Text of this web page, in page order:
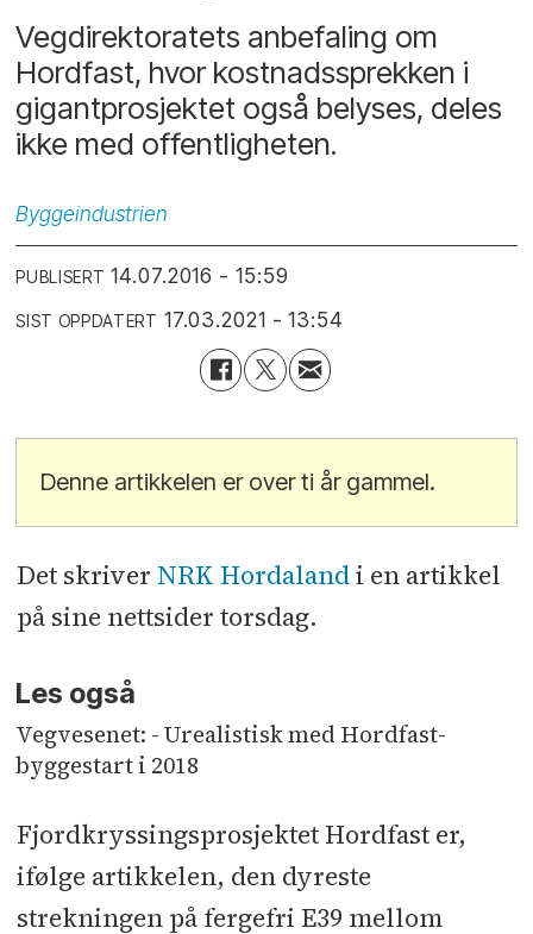
Vegdirektoratets anbefaling om
Hordfast, hvor kostnadssprekken i
gigantprosjektet også belyses, deles
ikke med offentligheten.
Byggeindustrien
PUBLISERT 14.07.2016 - 15:59
SIST OPPDATERT 17.03.2021 - 13:54
Denne artikkelen er over ti år gammel.
Det skriver NRK Hordalandi en artikkel
på sine nettsider torsdag.
Les også
Vegvesenet: - Urealistisk med Hordfast-
byggestart i 2018
Fjordkryssingsprosjektet Hordfast er,
ifølge artikkelen, den dyreste
strekningen på fergefri E39 mellom